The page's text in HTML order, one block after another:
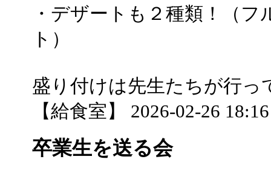
・デザートも２種類！（
ト）
盛り付けは先生たちが行っ
【給食室】 2026-02-26
卒業生を送る会